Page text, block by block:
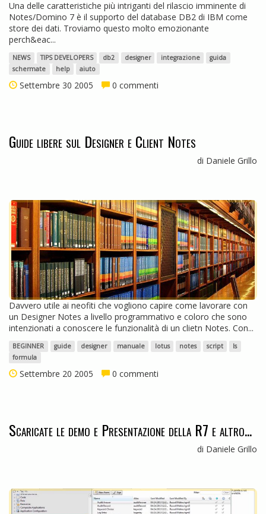
Una delle caratteristiche più intriganti del rilascio imminente di
Notes/Domino 7 è il supporto del database DB2 di IBM come
store dei dati. Troviamo questo molto emozionante
perch&eac...
NEWS TIPS DEVELOPERS db2 designer integrazione
guida
schermate
help aiuto
Settembre 30 2005 0 commenti
Guide libere sul Designer e Client Notes
di Daniele Grillo
Davvero utile ai neofiti che vogliono capire come lavorare con
un Designer Notes a livello programmativo e coloro che sono
intenzionati a conoscere le funzionalità di un clietn Notes. Con...
BEGINNER guide designer manuale lotus notes script
ls
formula
Settembre 20 2005 0 commenti
Scaricate le demo e Presentazione della R7 e altro...
di Daniele Grillo